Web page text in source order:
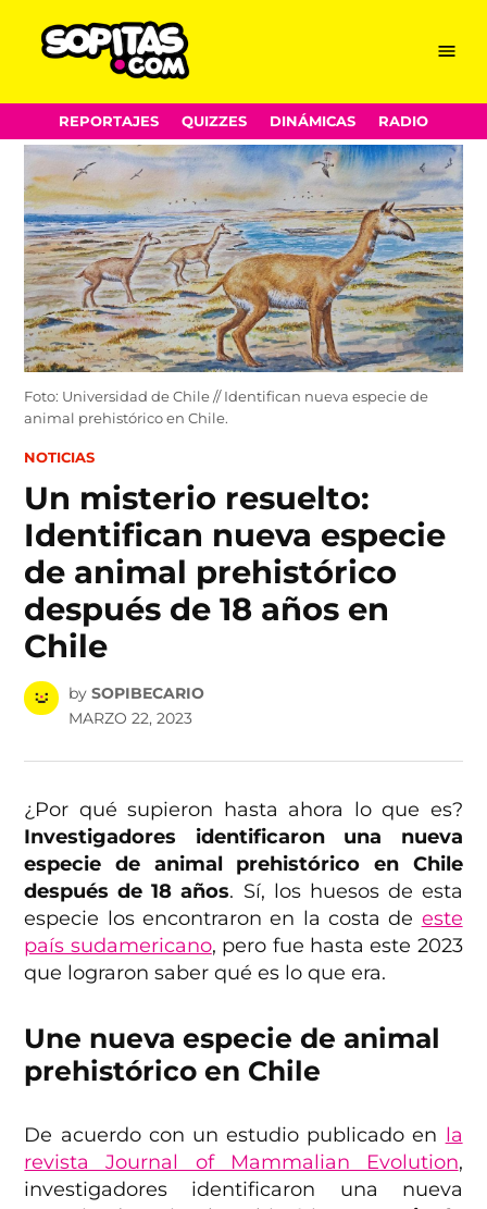
Skip
to
content
Menu
REPORTAJES QUIZZES DINÁMICAS RADIO
Foto: Universidad de Chile // Identifican nueva especie de
animal prehistórico en Chile.
POSTED
NOTICIAS
Un misterio resuelto:
Identifican nueva especie
de animal prehistórico
después de 18 años en
Chile
by SOPIBECARIO
MARZO 22, 2023
¿Por qué supieron hasta ahora lo que es?
Investigadores identificaron una nueva
especie de animal prehistórico en Chile
después de 18 años. Sí, los huesos de esta
especie los encontraron en la costa de este
país sudamericano, pero fue hasta este 2023
que lograron saber qué es lo que era.
Une nueva especie de animal
prehistórico en Chile
De acuerdo con un estudio publicado en la
revista Journal of Mammalian Evolution,
investigadores identificaron una nueva